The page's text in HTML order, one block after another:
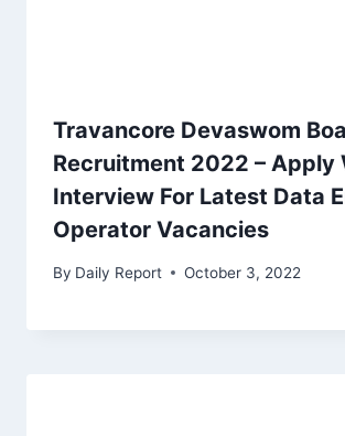
Travancore Devaswom
Recruitment 2022 – Apply
Interview For Latest Data
Operator Vacancies
By Daily Report October 3, 2022